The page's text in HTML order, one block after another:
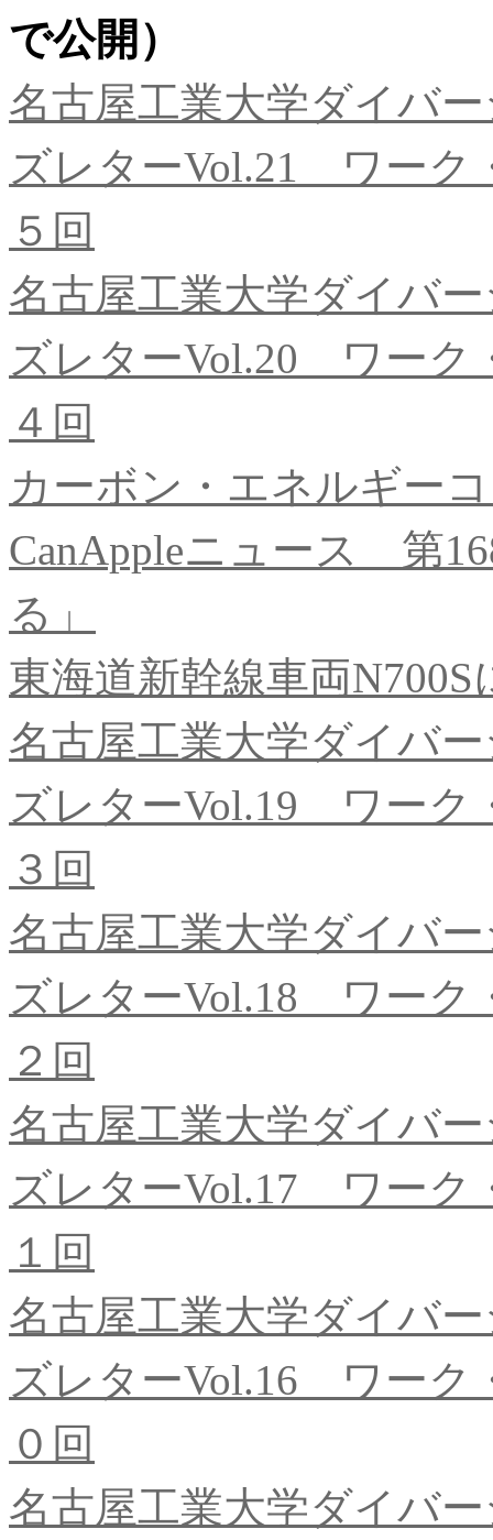
で公開）
名古屋工業大学ダイバ
ズレターVol.21 ワーク
５回
名古屋工業大学ダイバ
ズレターVol.20 ワーク
４回
カーボン・エネルギー
CanAppleニュース 第
る」
東海道新幹線車両
名古屋工業大学ダイバ
ズレターVol.19 ワーク
３回
名古屋工業大学ダイバ
ズレターVol.18 ワーク
２回
名古屋工業大学ダイバ
ズレターVol.17 ワーク
１回
名古屋工業大学ダイバ
ズレターVol.16 ワーク
０回
名古屋工業大学ダイバ